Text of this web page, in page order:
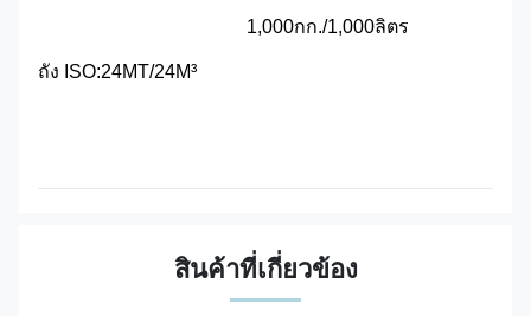
1,000กก./1,000ลิตร
ถัง ISO:24MT/24M³
สินค้าที่เกี่ยวข้อง